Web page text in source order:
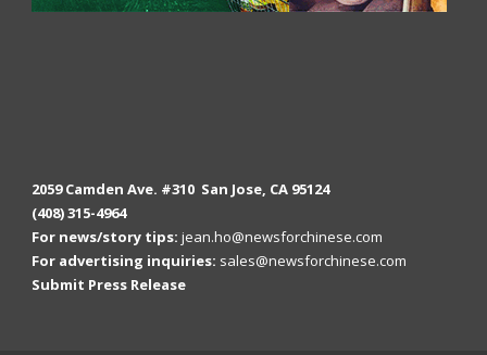
2059 Camden Ave. #310 San Jose, CA 95124
(408) 315-4964
For news/story tips: jean.ho@newsforchinese.com
For advertising inquiries: sales@newsforchinese.com
Submit Press Release